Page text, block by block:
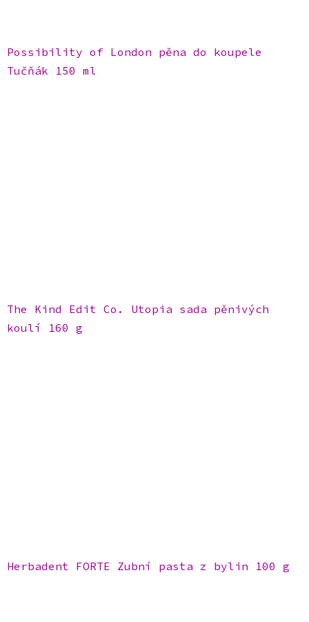
Possibility of London pěna do koupele
Tučňák 150 ml
The Kind Edit Co. Utopia sada pěnivých
koulí 160 g
Herbadent FORTE Zubní pasta z bylin 100 g